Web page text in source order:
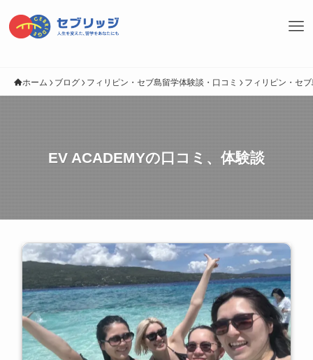
ホーム ブログ フィリピン・セブ島留学体験談・口コミ フィリピン・セ
EV ACADEMYの口コミ、体験談